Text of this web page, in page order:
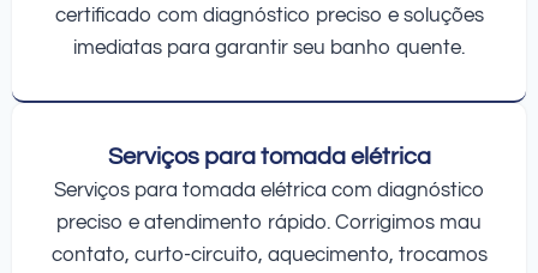
certificado com diagnóstico preciso e soluções
imediatas para garantir seu banho quente.
Serviços para tomada elétrica
Serviços para tomada elétrica com diagnóstico
preciso e atendimento rápido. Corrigimos mau
contato, curto-circuito, aquecimento, trocamos